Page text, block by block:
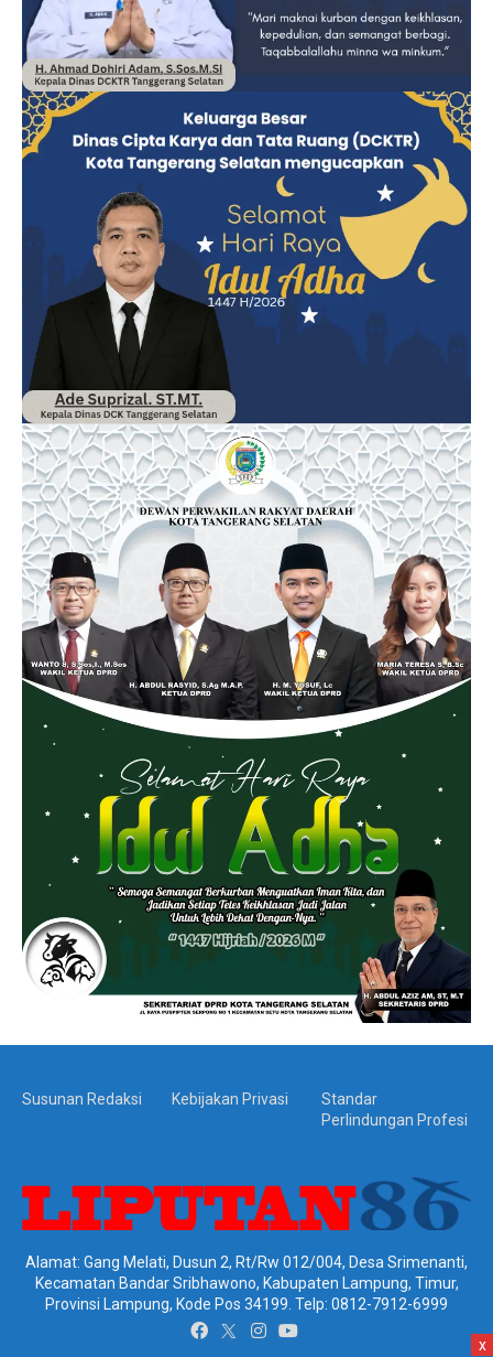
Susunan Redaksi Kebijakan Privasi
Standar
Perlindungan Profesi
Alamat: Gang Melati, Dusun 2, Rt/Rw 012/004, Desa Srimenanti,
Kecamatan Bandar Sribhawono, Kabupaten Lampung, Timur,
Provinsi Lampung, Kode Pos 34199. Telp: 0812-7912-6999
x